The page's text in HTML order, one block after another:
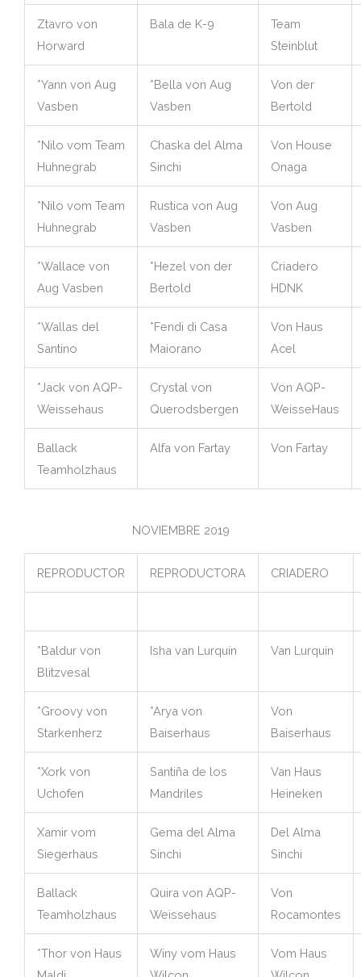
Ztavro von
Horward
Bala de K-9
Team
Steinblut
*Yann von Aug
Vasben
*Bella von Aug
Vasben
Von der
Bertold
*Nilo vom Team
Huhnegrab
Chaska del Alma
Sinchi
Von House
Onaga
*Nilo vom Team
Huhnegrab
Rustica von Aug
Vasben
Von Aug
Vasben
*Wallace von
Aug Vasben
*Hezel von der
Bertold
Criadero
HDNK
*Wallas del
Santino
*Fendi di Casa
Maiorano
Von Haus
Acel
*Jack von AQP-
Weissehaus
Crystal von
Querodsbergen
Von AQP-
WeisseHaus
Ballack
Teamholzhaus
Alfa von Fartay Von Fartay
NOVIEMBRE 2019
REPRODUCTOR REPRODUCTORA CRIADERO
*Baldur von
Blitzvesal
Isha van Lurquin Van Lurquin
*Groovy von
Starkenherz
*Arya von
Baiserhaus
Von
Baiserhaus
*Xork von
Uchofen
Santiña de los
Mandriles
Van Haus
Heineken
Xamir vom
Siegerhaus
Gema del Alma
Sinchi
Del Alma
Sinchi
Ballack
Teamholzhaus
Quira von AQP-
Weissehaus
Von
Rocamontes
*Thor von Haus
Winy vom Haus
Vom Haus